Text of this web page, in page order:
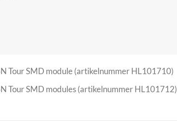
Tour SMD module (artikelnummer HL101710)
Tour SMD modules (artikelnummer HL101712)